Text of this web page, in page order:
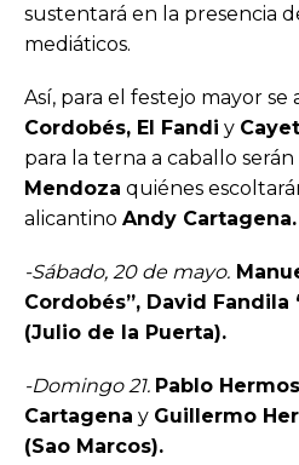
sustentará en la presencia
mediáticos.
Así, para el festejo mayor se
Cordobés, El Fandi y
para la terna a caballo serán
Mendoza quiénes
alicantino Andy Cartagena.
-Sábado, 20 de mayo.
Cordobés”, David Fandila
(Julio de la Puerta).
-Domingo 21. Pablo
Cartagena y Guillermo
(Sao Marcos).